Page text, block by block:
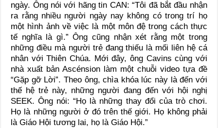
ngày. Ông nói với hãng tin CAN: “Tôi đã bắt đầu nhận
ra rằng nhiều người ngày nay không có trong trí họ
một hình ảnh về việc là một môn đệ trong cách thực
tế nghĩa là gì.” Ông cũng nhận xét rằng một trong
những điều mà người trẻ đang thiếu là mối liên hệ cá
nhân với Thiên Chúa. Mới đây, ông Cavins cùng với
nhà xuất bản Ascénsion làm một chuỗi video tựa đề
“Gặp gỡ Lời”. Theo ông, chìa khóa lúc này là đến với
thế hệ trẻ này, những người đang đến với hội nghị
SEEK. Ông nói: “Họ là những thay đổi của trò chơi.
Họ là những người ở đó trên thế giới. Họ không phải
là Giáo Hội tương lai, họ là Giáo Hội.”